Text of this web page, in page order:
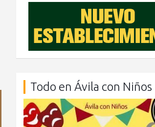
Todo en Ávila con Niños